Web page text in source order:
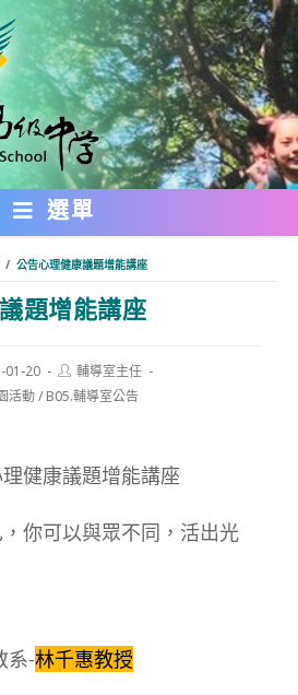
選單
/ 公告心理健康議題增能講座
題增能講座
01-20
Post
author:
輔導室主任
活動/ B05.輔導室公告
健康議題增能講座
你可以與眾不同，活出光
系-林千惠教授